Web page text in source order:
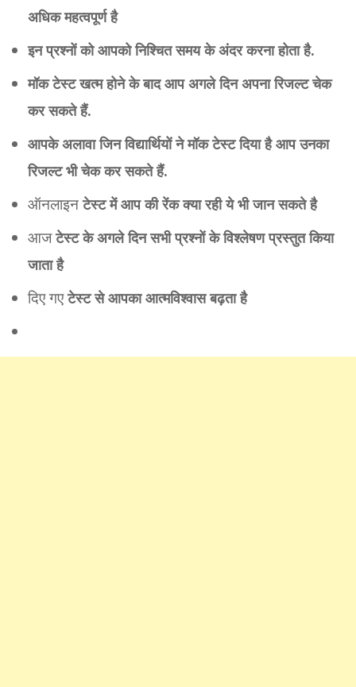
अधिक महत्वपूर्ण है
इन प्रश्नों को आपको निश्चित समय के अंदर करना होता है.
मॉक टेस्ट खत्म होने के बाद आप अगले दिन अपना रिजल्ट चेक
कर सकते हैं.
आपके अलावा जिन विद्यार्थियों ने मॉक टेस्ट दिया है आप उनका
रिजल्ट भी चेक कर सकते हैं.
ऑनलाइनटेस्ट में आप की रेंक क्या रही ये भी जान सकते है
आजटेस्ट के अगले दिन सभी प्रश्नों के विश्लेषण प्रस्तुत किया
जाता है
दिए गएटेस्ट से आपका आत्मविश्वास बढ़ता है